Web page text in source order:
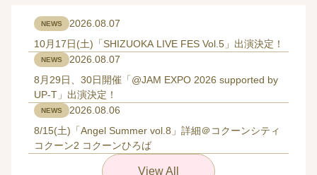
2026.08.07
NEWS
10月17日(土)「SHIZUOKA LIVE FES Vol.5」出演決定！
2026.08.07
NEWS
8月29日、30日開催「@JAM EXPO 2026 supported by
UP-T」出演決定！
2026.08.06
NEWS
8/15(土)「Angel Summer vol.8」詳細＠コクーンシティ
コクーン2 コクーンひろば
View All